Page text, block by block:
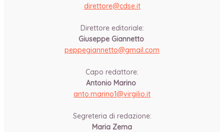
direttore@cdse.it
Direttore editoriale:
Giuseppe Giannetto
peppegiannetto@gmail.com
Capo redattore:
Antonio Marino
anto.marino1@virgilio.it
Segreteria di redazione:
Maria Zema